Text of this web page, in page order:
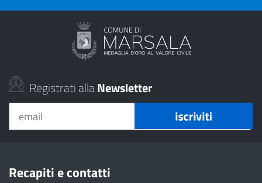
Registrati allaNewsletter
Recapiti e contatti